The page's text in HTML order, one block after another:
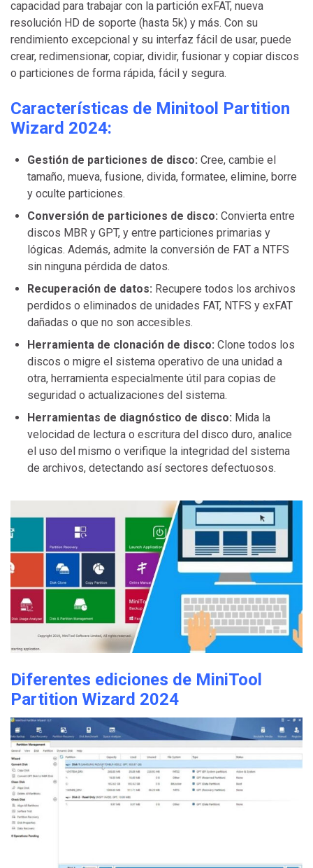
capacidad para trabajar con la partición exFAT, nueva
resolución HD de soporte (hasta 5k) y más. Con su
rendimiento excepcional y su interfaz fácil de usar, puede
crear, redimensionar, copiar, dividir, fusionar y copiar discos
o particiones de forma rápida, fácil y segura.
Características de Minitool Partition
Wizard 2024:
Gestión de particiones de disco: Cree, cambie el
tamaño, mueva, fusione, divida, formatee, elimine, borre
y oculte particiones.
Conversión de particiones de disco: Convierta entre
discos MBR y GPT, y entre particiones primarias y
lógicas. Además, admite la conversión de FAT a NTFS
sin ninguna pérdida de datos.
Recuperación de datos: Recupere todos los archivos
perdidos o eliminados de unidades FAT, NTFS y exFAT
dañadas o que no son accesibles.
Herramienta de clonación de disco: Clone todos los
discos o migre el sistema operativo de una unidad a
otra, herramienta especialmente útil para copias de
seguridad o actualizaciones del sistema.
Herramientas de diagnóstico de disco: Mida la
velocidad de lectura o escritura del disco duro, analice
el uso del mismo o verifique la integridad del sistema
de archivos, detectando así sectores defectuosos.
Diferentes ediciones de MiniTool
Partition Wizard 2024